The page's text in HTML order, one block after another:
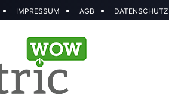
IMPRESSUM AGB DATENSCHUTZ